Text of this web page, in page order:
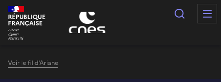
Panneau de gestion des cookies
RÉPUBLIQUE
FRANÇAISE
Voir le fil d'Ariane